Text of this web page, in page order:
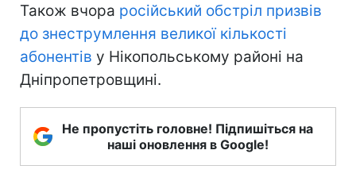
Також вчора російський обстріл призвів
до знеструмлення великої кількості
абонентів у Нікопольському районі на
Дніпропетровщині.
Не пропустіть головне! Підпишіться на
наші оновлення в Google!